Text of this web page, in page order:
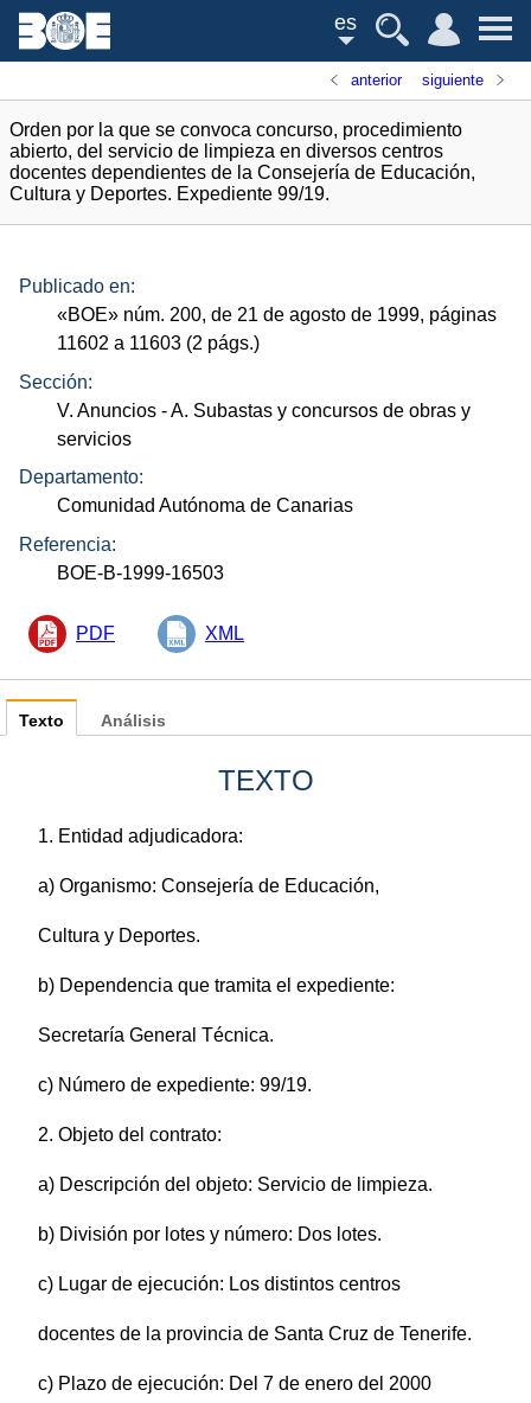
es
anterior siguiente
Orden por la que se convoca concurso, procedimiento
abierto, del servicio de limpieza en diversos centros
docentes dependientes de la Consejería de Educación,
Cultura y Deportes. Expediente 99/19.
Publicado en:
«BOE» núm. 200, de 21 de agosto de 1999, páginas
11602 a 11603 (2 págs.)
Sección:
V. Anuncios - A. Subastas y concursos de obras y
servicios
Departamento:
Comunidad Autónoma de Canarias
Referencia:
BOE-B-1999-16503
PDF XML
Texto
TEXTO
1. Entidad adjudicadora:
a) Organismo: Consejería de Educación,
Cultura y Deportes.
b) Dependencia que tramita el expediente:
Secretaría General Técnica.
c) Número de expediente: 99/19.
2. Objeto del contrato:
a) Descripción del objeto: Servicio de limpieza.
b) División por lotes y número: Dos lotes.
c) Lugar de ejecución: Los distintos centros
docentes de la provincia de Santa Cruz de Tenerife.
c) Plazo de ejecución: Del 7 de enero del 2000
Análisis